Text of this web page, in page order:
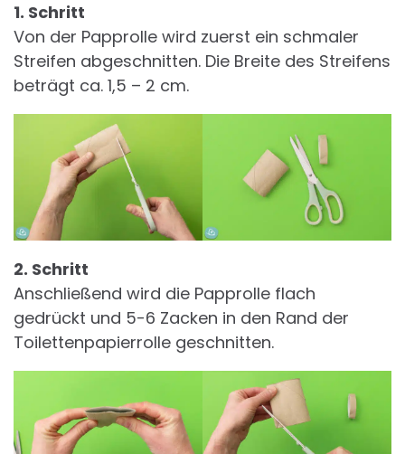
1. Schritt
Von der Papprolle wird zuerst ein schmaler
Streifen abgeschnitten. Die Breite des Streifens
beträgt ca. 1,5 – 2 cm.
2. Schritt
Anschließend wird die Papprolle flach
gedrückt und 5-6 Zacken in den Rand der
Toilettenpapierrolle geschnitten.